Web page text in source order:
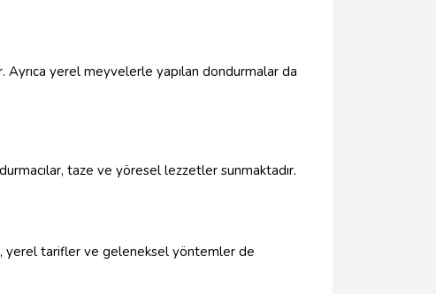
Ayrıca yerel meyvelerle yapılan dondurmalar da
taze ve yöresel lezzetler sunmaktadır.
yerel tarifler ve geleneksel yöntemler de